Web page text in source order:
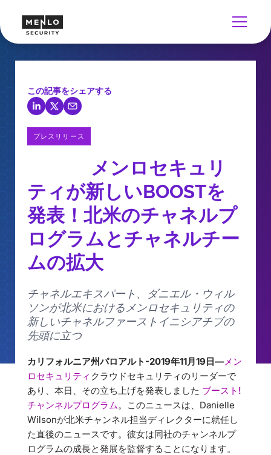
この記事をシェアする
プレスリリース
メンロセキュリ
ティが新しいBOOSTを
発表！北米のチャネルプ
ログラムとチャネルチー
ムの拡大
チャネルエキスパート、ダニエル・ウィル
ソンが北米におけるメンロセキュリティの
新しいチャネルファーストイニシアチブの
先頭に立つ
カリフォルニア州パロアルト-2019年11月19日—メン
ロセキュリティ クラウドセキュリティのリーダーで
あり、本日、その立ち上げを発表しました ブースト!
チャンネルプログラム。このニュースは、Danielle
Wilsonが北米チャンネル担当ディレクターに就任し
た直後のニュースです。彼女は同社のチャンネルプ
ログラムの成長と発展を監督することになります。